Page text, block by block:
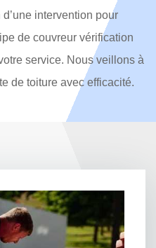
intervention pour
de couvreur vérification
service. Nous veillons à
de toiture avec efficacité.